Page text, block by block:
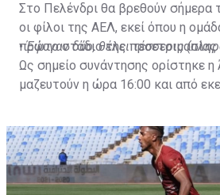
Στο Πελένδρι θα βρεθούν σήμερα
οι φίλοι της ΑΕΛ, εκεί όπου η
πρώτο στάδιο της προετοιμασίας
•Έφυγαν δύο, θέλει τέσσερις
Ως σημείο συνάντησης ορίστηκε
μαζευτούν η ώρα 16:00 και από
δώοσυν το παρών τους στην
της ομάδας.